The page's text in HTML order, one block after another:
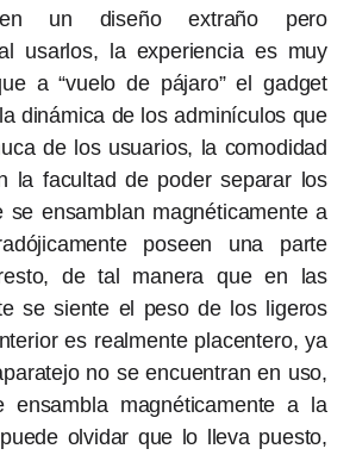
un diseño extraño pero
usarlos, la experiencia es muy
a “vuelo de pájaro” el gadget
dinámica de los adminículos que
de los usuarios, la comodidad
la facultad de poder separar los
se ensamblan magnéticamente a
poseen una parte
de tal manera que en las
se siente el peso de los ligeros
es realmente placentero, ya
no se encuentran en uso,
ensambla magnéticamente a la
olvidar que lo lleva puesto,